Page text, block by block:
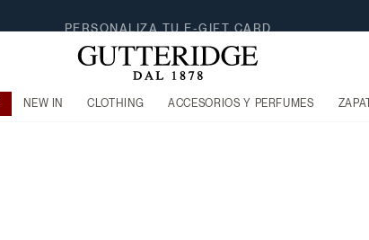
NEW IN CLOTHING ACCESORIOS Y PERFUMES